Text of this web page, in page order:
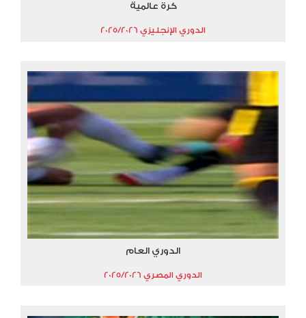
كرة عالمية
الدوري الإنجليزي 2025/2026
الدوري العام
الدوري المصري 2025/2026